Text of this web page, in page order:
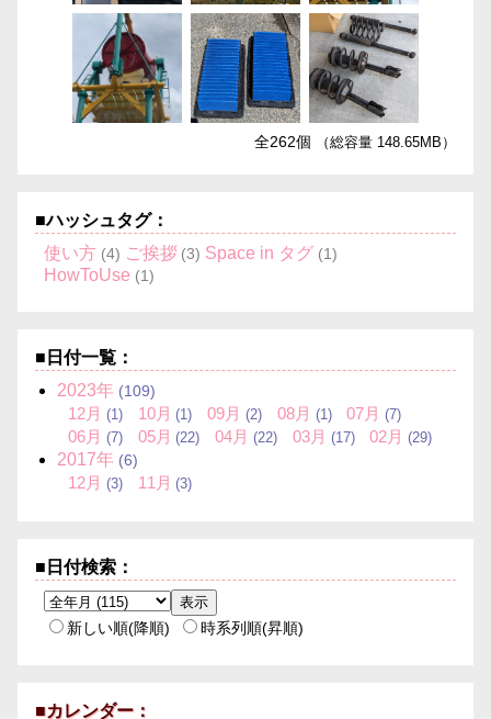
全262個 （総容量 148.65MB）
■ハッシュタグ：
使い方 (4) ご挨拶 (3) Space in タグ (1)
HowToUse (1)
■日付一覧：
2023年 (109)
12月 (1) 10月 (1) 09月 (2) 08月 (1) 07月 (7)
06月 (7) 05月 (22) 04月 (22) 03月 (17) 02月 (29)
2017年 (6)
12月 (3) 11 月 (3)
■日付検索：
新しい順(降順) 時系列順(昇順)
■カレンダー：